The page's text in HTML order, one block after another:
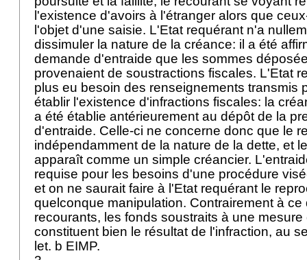
l'existence d'avoirs à l'étranger alors que
l'objet d'une saisie. L'Etat requérant n'a
dissimuler la nature de la créance: il a été
demande d'entraide que les sommes
provenaient de soustractions fiscales. L'Etat
plus eu besoin des renseignements transmis
établir l'existence d'infractions fiscales: la
a été établie antérieurement au dépôt de la
d'entraide. Celle-ci ne concerne donc que le
indépendamment de la nature de la dette, et
apparaît comme un simple créancier.
requise pour les besoins d'une procédure
et on ne saurait faire à l'Etat requérant le
quelconque manipulation. Contrairement à
recourants, les fonds soustraits à une
constituent bien le résultat de l'infraction, au
let. b EIMP.